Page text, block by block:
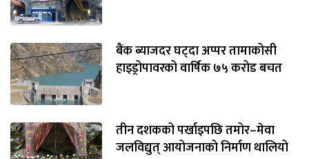
बैंक ब्याजदर घट्दा अप्पर तामाकोसी
हाइड्रोपावरको वार्षिक ७५ करोड बचत
तीन दशकको पर्खाइपछि तमोर–मेवा
जलविद्युत् आयोजनाको निर्माण थालियो